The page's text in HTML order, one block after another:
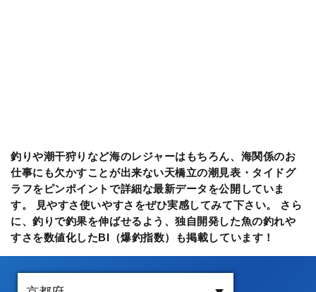
釣りや潮干狩りなど海のレジャーはもちろん、海関係のお
仕事にも欠かすことが出来ない天橋立の潮見表・タイドグ
ラフをピンポイントで詳細な最新データを公開していま
す。 見やすさ使いやすさをぜひ実感してみて下さい。 さら
に、釣りで釣果を伸ばせるよう、独自開発した魚の釣れや
すさを数値化したBI（爆釣指数）も掲載しています！